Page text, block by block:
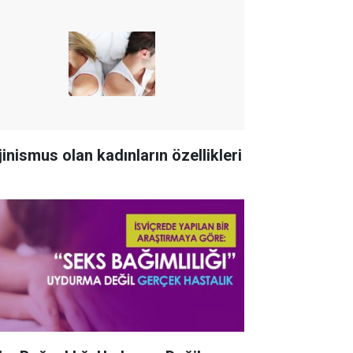
olan kadınların özellikleri